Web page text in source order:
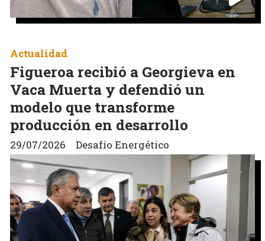
Figueroa recibió a Georgieva en
Vaca Muerta y defendió un
modelo que transforme
producción en desarrollo
Desafío Energético
Actualidad
29/07/2026